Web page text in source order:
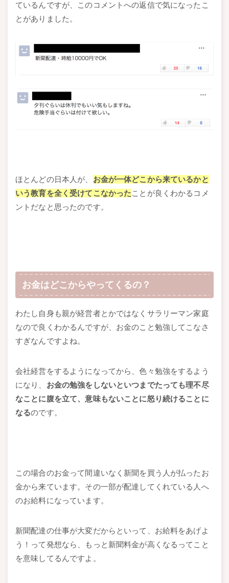
ているんですが、このコメントへの返信で気になったこ
とがありました。
ほとんどの日本人が、 お金が一体どこから来ているかと
いう教育を全く受けてこなかったことが良くわかるコメ
ントだなと思ったのです。
お金はどこからやってくるの？
わたし自身も親が経営者とかではなくサラリーマン家庭
なので良くわかるんですが、お金のこと勉強してこなさ
すぎなんですよね。
会社経営をするようになってから、色々勉強をするよう
になり、 お金の勉強をしないといつまでたっても理不尽
なことに腹を立て、意味もないことに怒り続けることに
なるのです。
この場合のお金って間違いなく新聞を買う人が払ったお
金から来ています。その一部が配達してくれている人へ
のお給料になっています。
新聞配達の仕事が大変だからといって、お給料をあげよ
う！って発想なら、もっと新聞料金が高くなるってこと
を意味してるんですよ。